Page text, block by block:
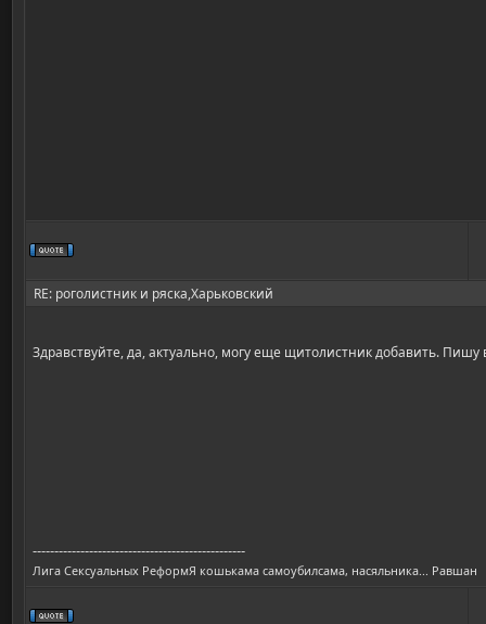
RE: роголистник и ряска,Харьковский
Здравствуйте, да, актуально, могу еще щитолистник добавить. Пишу
-------------------------------------------------
Лига Сексуальных РеформЯ кошькама самоубилсама, насяльника... Равшан